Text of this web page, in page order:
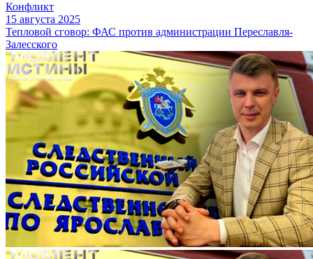
Конфликт
15 августа 2025
Тепловой сговор: ФАС против администрации Переславля-
Залесского